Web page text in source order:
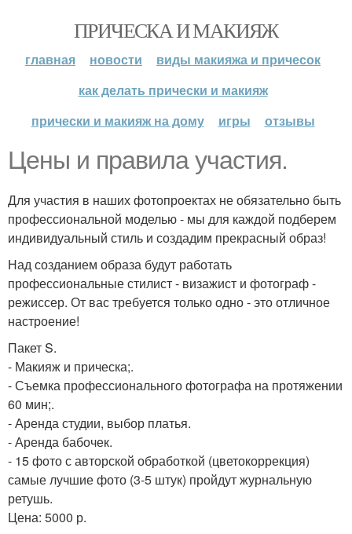
ПРИЧЕСКА И МАКИЯЖ
главная новости
виды макияжа и причесок
как делать прически и макияж
прически и макияж на дому
игры отзывы
Цены и правила участия.
Для участия в наших фотопроектах не обязательно быть
профессиональной моделью - мы для каждой подберем
индивидуальный стиль и создадим прекрасный образ!
Над созданием образа будут работать
профессиональные стилист - визажист и фотограф -
режиссер. От вас требуется только одно - это отличное
настроение!
Пакет S.
- Макияж и прическа;.
- Съемка профессионального фотографа на протяжении
60 мин;.
- Аренда студии, выбор платья.
- Аренда бабочек.
- 15 фото с авторской обработкой (цветокоррекция)
самые лучшие фото (3-5 штук) пройдут журнальную
ретушь.
Цена: 5000 р.